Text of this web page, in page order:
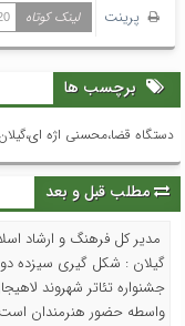
پرینت
لینک کوتاه
برچسب ها
دستگاه قضا،محسنی اژه
مطلب قبل و بعد
مدیر کل فرهنگ و ارشاد
گیلان : شکل گیری سیزده
جشنواره تئاتر شهروند
واسطه حضور هنرمندان